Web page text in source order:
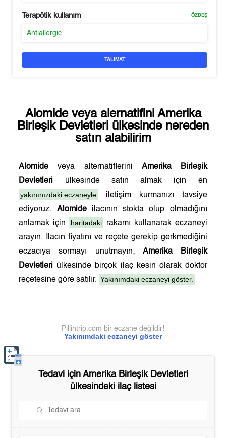
Terapötik kullanım ÖZDEŞ
Antiallergic
TALIMAT
Alomideveya alernatifini Amerika
Birleşik Devletleri ülkesinde nereden
satın alabilirim
Alomide veya alternatiflerini Amerika Birleşik
Devletleri ülkesinde satın almak için en
yakınınızdaki eczaneyle
iletişim kurmanızı tavsiye
ediyoruz. Alomideilacının stokta olup olmadığını
anlamak için
haritadaki
rakamı kullanarak eczaneyi
arayın. İlacın fiyatını ve reçete gerekip gerkmediğini
eczacıya sormayı unutmayın; Amerika Birleşik
Devletleri ülkesinde birçok ilaç kesin olarak doktor
reçetesine göre satılır. Yakınımdaki eczaneyi göster.
Yakınımdaki eczaneyi göster
Pillintrip.com bir eczane değildir!
Tedavi için Amerika Birleşik Devletleri
ülkesindeki ilaç listesi